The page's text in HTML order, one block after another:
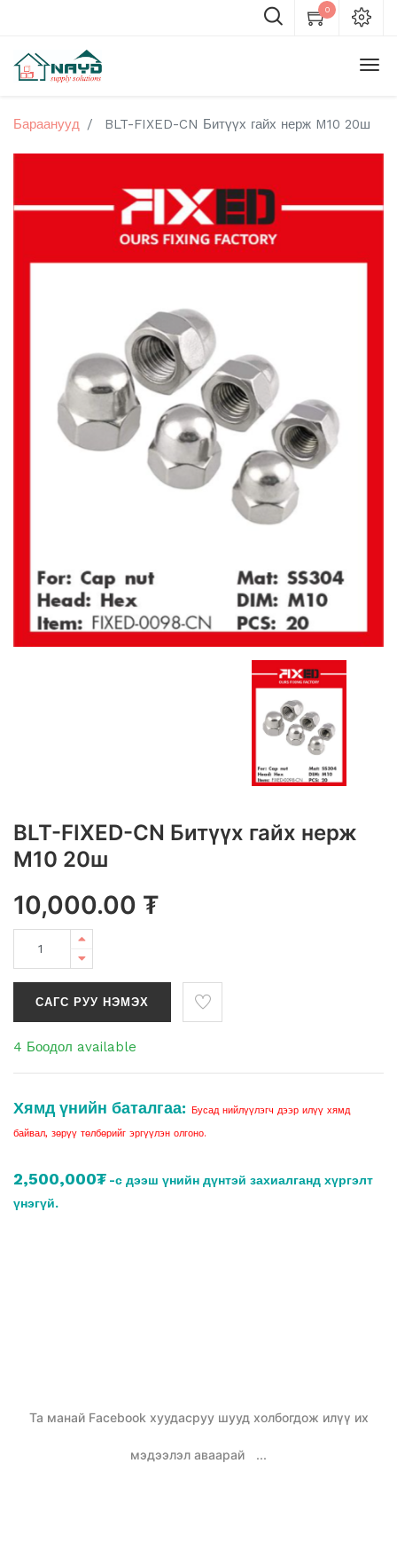
0
Бараанууд BLT-FIXED-CN Битүүх гайх нерж M10 20ш
BLT-FIXED-CN Битүүх гайх нерж
M10 20ш
10,000.00 ₮
САГС РУУ НЭМЭХ
4 Боодол available
Хямд үнийн баталгаа: Бусад нийлүүлэгч дээр илүү хямд
байвал, зөрүү төлбөрийг эргүүлэн олгоно.
2,500,000₮ -с дээш үнийн дүнтэй захиалганд хүргэлт
үнэгүй.
Та манай Facebook хуудасруу шууд холбогдож илүү их
мэдээлэл аваарай ...